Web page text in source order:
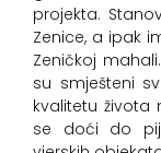
projekta.
Zenice, a ipak
Zeničkoj
su smješteni
kvalitetu
se doći do